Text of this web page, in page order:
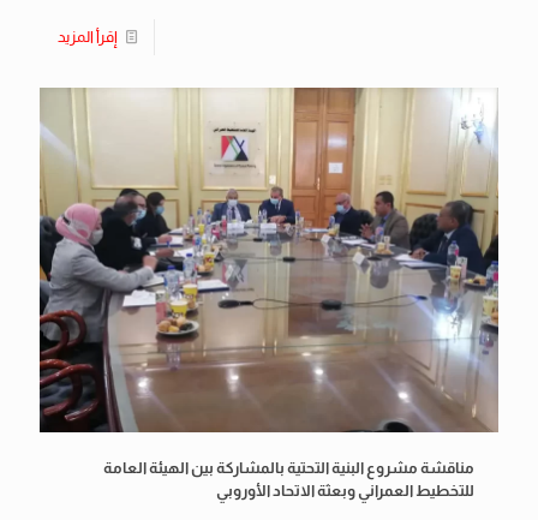
إقرأ المزيد
مناقشة مشروع البنية التحتية بالمشاركة بين الهيئة العامة
للتخطيط العمراني وبعثة الاتحاد الأوروبي